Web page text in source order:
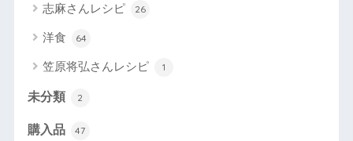
志麻さんレシピ 26
洋食 64
笠原将弘さんレシピ 1
未分類 2
購入品 47